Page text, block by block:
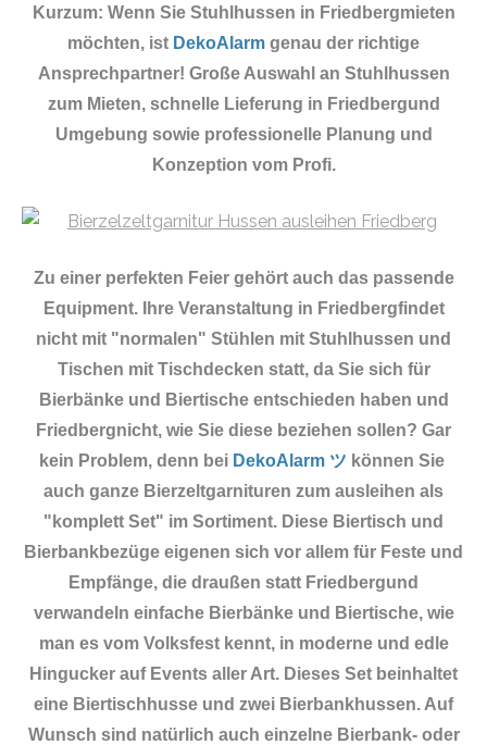
Kurzum: Wenn Sie Stuhlhussen in Friedbergmieten
möchten, ist DekoAlarm genau der richtige
Ansprechpartner! Große Auswahl an Stuhlhussen
zum Mieten, schnelle Lieferung in Friedbergund
Umgebung sowie professionelle Planung und
Konzeption vom Profi.
Zu einer perfekten Feier gehört auch das passende
Equipment.
Ihre Veranstaltung in Friedbergfindet
nicht mit "normalen" Stühlen mit Stuhlhussen und
Tischen mit Tischdecken statt, da Sie sich für
Bierbänke und Biertische entschieden haben und
Friedbergnicht, wie Sie diese beziehen sollen? Gar
kein Problem, denn bei DekoAlarm ツ können Sie
auch ganze Bierzeltgarnituren zum ausleihen als
"komplett Set" im Sortiment. Diese Biertisch und
Bierbankbezüge eigenen sich vor allem für Feste und
Empfänge, die draußen statt Friedbergund
verwandeln einfache Bierbänke und Biertische, wie
man es vom Volksfest kennt, in moderne und edle
Hingucker auf Events aller Art. Dieses Set beinhaltet
eine Biertischhusse und zwei Bierbankhussen. Auf
Wunsch sind natürlich auch einzelne Bierbank- oder